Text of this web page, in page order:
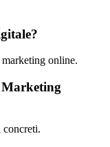
marketing online.
Marketing
concreti.